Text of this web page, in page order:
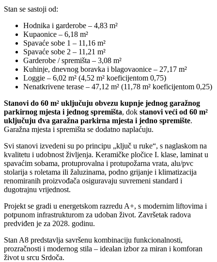
Stan se sastoji od:
Hodnika i garderobe – 4,83 m²
Kupaonice – 6,18 m²
Spavaće sobe 1 – 11,16 m²
Spavaće sobe 2 – 11,21 m²
Garderobe / spremišta – 3,08 m²
Kuhinje, dnevnog boravka i blagovaonice – 27,17 m²
Loggie – 6,02 m² (4,52 m² koeficijentom 0,75)
Nenatkrivene terase – 47,12 m² (11,78 m² koeficijentom 0,25)
Stanovi do 60 m² uključuju obvezu kupnje jednog garažnog
parkirnog mjesta i jednog spremišta, dok stanovi veći od 60 m²
uključuju dva garažna parkirna mjesta i jedno spremište.
Garažna mjesta i spremišta se dodatno naplaćuju.
Svi stanovi izvedeni su po principu „ključ u ruke“, s naglaskom na
kvalitetu i udobnost življenja. Keramičke pločice I. klase, laminat u
spavaćim sobama, protuprovalna i protupožarna vrata, alu/pvc
stolarija s roletama ili žaluzinama, podno grijanje i klimatizacija
renomiranih proizvođača osiguravaju suvremeni standard i
dugotrajnu vrijednost.
Projekt se gradi u energetskom razredu A+, s modernim liftovima i
potpunom infrastrukturom za udoban život. Završetak radova
predviđen je za 2028. godinu.
Stan A8 predstavlja savršenu kombinaciju funkcionalnosti,
prozračnosti i modernog stila – idealan izbor za miran i komforan
život u srcu Srdoča.